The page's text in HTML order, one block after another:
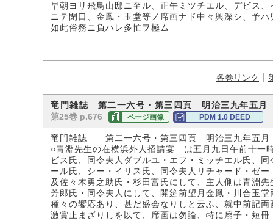
早朝ヨリ飛鳥山邸ニ至ル、正午ミツチエル、デビス
ニテ閉口、金鳳・玉堂等ノ席画ナド中々興深シ、予
如此俗務ニ負ハレ多忙ヲ極ム
各巻リンク
竜門雑誌 第二一六号・第三四頁 明治三九年五月
第25巻 p.676 ページ画像 PDM 1.0 DEED
竜門雑誌 第二一六号・第三四頁 明治三九年五月
○青淵先生の在横浜外人招請宴 は五月九日午前十一
ビス氏、同令夫人ダブルユ・エフ・ミッチエル氏、
ール氏、シー・イリス氏、同令夫人リチャード・ゼ
及佐々木勇之助氏・杉田富氏にして、主人側は青淵
芳郎氏・同令夫人にして、開筵前望月金鳳・川合玉
種々の饗応あり、甚だ盛会なりしと云ふ、就中前記
激賞止まざりしを以て、席画は勿論、特に扇子・短